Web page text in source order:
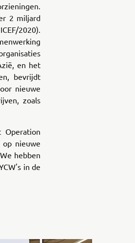
2 miljard
2020).
en het
bevrijdt
nieuwe
zoals
Operation
nieuwe
hebben
in de